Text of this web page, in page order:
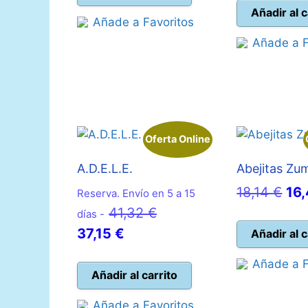
Añade a Favoritos
es:
Añadir al
Añade a
Oferta Online
A.D.E.L.E.
Reserva. Envío en 5 a 15
días - 41,32€El
era:
41,32 €.
37,15 €
actual
es:
Añadir al carrito
Abejitas
18,14€ El
Añadir al
Añade a